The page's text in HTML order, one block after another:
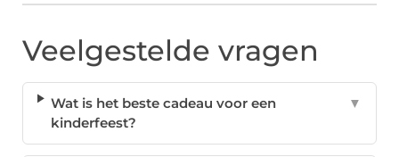
Veelgestelde vragen
Wat is het beste cadeau voor een
kinderfeest?
▼